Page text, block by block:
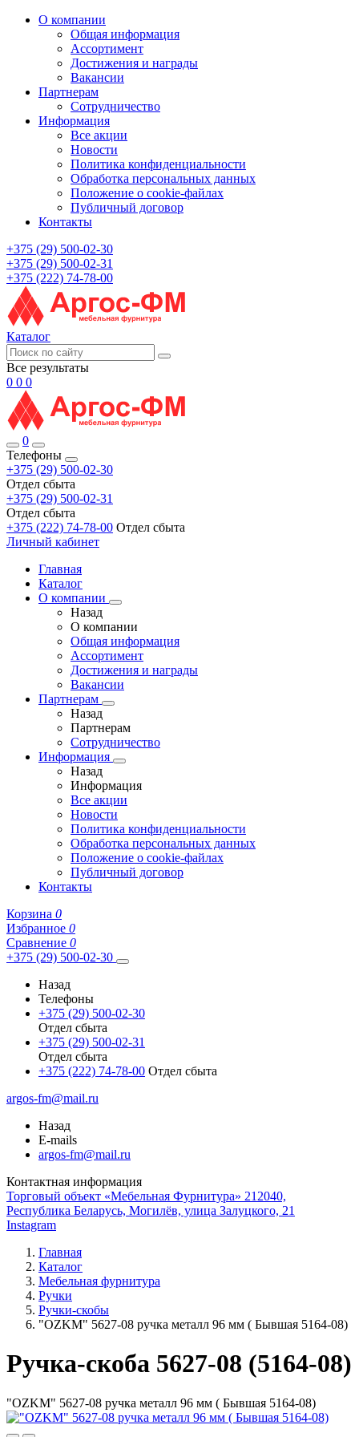
О компании
Общая информация
Ассортимент
Достижения и награды
Вакансии
Партнерам
Сотрудничество
Информация
Все акции
Новости
Политика конфиденциальности
Обработка персональных данных
Положение о cookie-файлах
Публичный договор
Контакты
+375 (29) 500-02-30
+375 (29) 500-02-31
+375 (222) 74-78-00
Каталог
Все результаты
0 0 0
0
Телефоны
+375 (29) 500-02-30
Отдел сбыта
+375 (29) 500-02-31
Отдел сбыта
+375 (222) 74-78-00 Отдел сбыта
Личный кабинет
Главная
Каталог
О компании
Назад
О компании
Общая информация
Ассортимент
Достижения и награды
Вакансии
Партнерам
Назад
Партнерам
Сотрудничество
Информация
Назад
Информация
Все акции
Новости
Политика конфиденциальности
Обработка персональных данных
Положение о cookie-файлах
Публичный договор
Контакты
Корзина 0
Избранное 0
Сравнение 0
+375 (29) 500-02-30
Назад
Телефоны
+375 (29) 500-02-30
Отдел сбыта
+375 (29) 500-02-31
Отдел сбыта
+375 (222) 74-78-00 Отдел сбыта
argos-fm@mail.ru
Назад
E-mails
argos-fm@mail.ru
Контактная информация
Торговый объект «Мебельная Фурнитура» 212040,
Республика Беларусь, Могилёв, улица Залуцкого, 21
Instagram
Главная
Каталог
Мебельная фурнитура
Ручки
Ручки-скобы
"OZKM" 5627-08 ручка металл 96 мм ( Бывшая 5164-08)
Ручка-скоба 5627-08 (5164-08)
"OZKM" 5627-08 ручка металл 96 мм ( Бывшая 5164-08)